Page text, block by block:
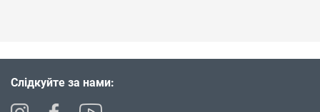
Слідкуйте за нами: